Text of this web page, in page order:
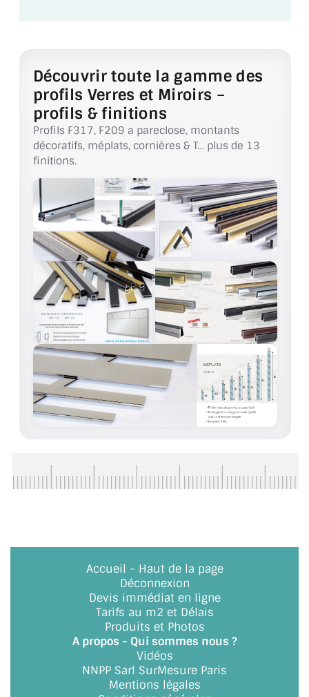
VERRE FEUILLETÉ
VERRE ANTI-REFLET
VERRE LAQUÉ/CRÉDENCE
DALLE DE SOL EN VERRE
PORTE EN VERRE
GARDE CORPS EN VERRE
VERRIÈRE TYPE ATELIER
VERRES TEXTURÉS
PLEXIGLAS PMMA
DOUBLE VITRAGE
ACCESSOIRES & QUINCAILLERIE
LES FIXATIONS POUR MIROIR
CONNECTEURS ET ASSEMBLAGE DE VERRES
PLATS ET CORNIÈRES
LES CHARNIÈRES DE PORTE EN VERRE
BOUTONS ET POIGNÉES
Découvrir toute la gamme des
profils Verres et Miroirs –
profils & finitions
Profils F317, F209 a pareclose, montants
décoratifs, méplats, cornières & T… plus de 13
finitions.
Accueil - Haut de la page
Déconnexion
Devis immédiat en ligne
Tarifs au m2 et Délais
Produits et Photos
A propos - Qui sommes nous ?
Vidéos
NNPP Sarl SurMesure Paris
Mentions légales